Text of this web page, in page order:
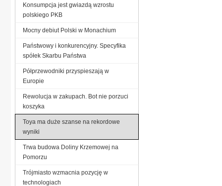
Konsumpcja jest gwiazdą wzrostu
polskiego PKB
Mocny debiut Polski w Monachium
Państwowy i konkurencyjny. Specyfika
spółek Skarbu Państwa
Półprzewodniki przyspieszają w
Europie
Rewolucja w zakupach. Bot nie porzuci
koszyka
Toya ma duże szanse na rekordowe
wyniki
Trwa budowa Doliny Krzemowej na
Pomorzu
Trójmiasto wzmacnia pozycję w
technologiach